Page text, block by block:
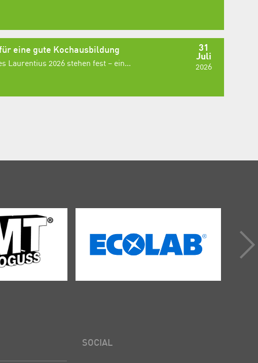
31
Juli
2026
eine gute Kochausbildung
Laurentius 2026 stehen fest – ein...
SOCIAL